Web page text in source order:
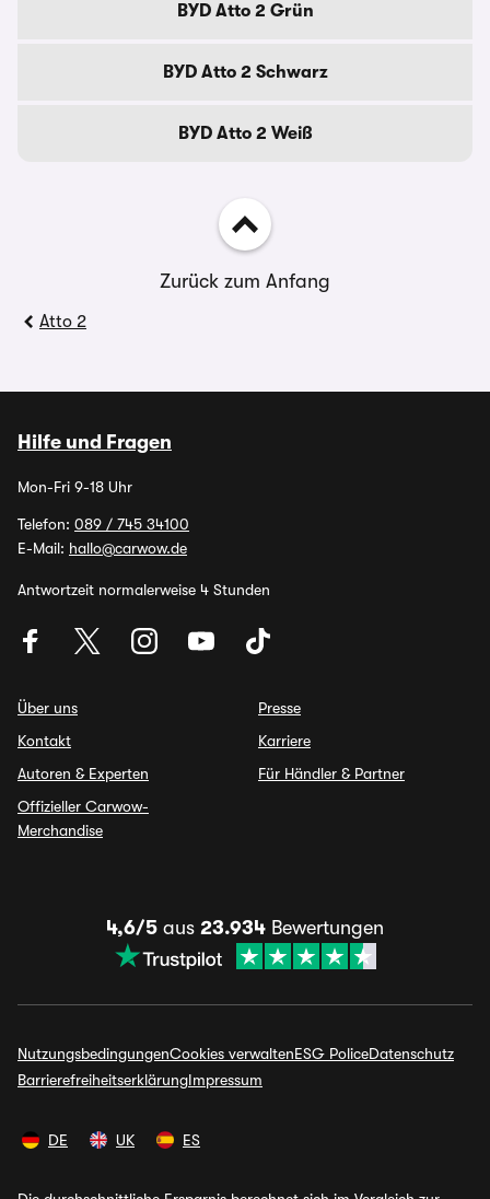
BYD Atto 2 Grün
BYD Atto 2 Schwarz
BYD Atto 2 Weiß
Zurück zum Anfang
Atto 2
Hilfe und Fragen
Mon-Fri 9-18 Uhr
Telefon: 089 / 745 34100
E-Mail: hallo@carwow.de
Antwortzeit normalerweise 4 Stunden
Über uns
Kontakt
Autoren & Experten
Offizieller Carwow-
Merchandise
Presse
Karriere
Für Händler & Partner
4,6/5 aus 23.934 Bewertungen
NutzungsbedingungenCookies verwaltenESG PoliceDatenschutz
BarrierefreiheitserklärungImpressum
DE UK ES